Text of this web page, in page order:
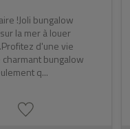
!Joli bungalow
la mer à louer
d'une vie
bungalow
q...